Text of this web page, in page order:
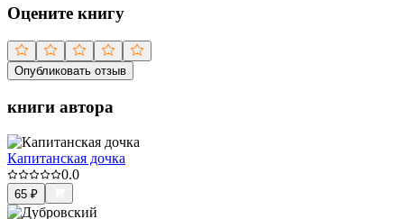
Оцените книгу
Опубликовать отзыв
книги автора
Капитанская дочка
0.0
65 ₽